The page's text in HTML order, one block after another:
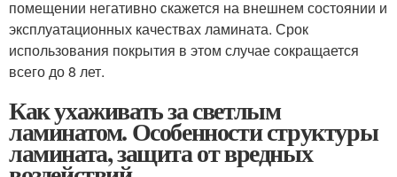
помещении негативно скажется на внешнем состоянии и
эксплуатационных качествах ламината. Срок
использования покрытия в этом случае сокращается
всего до 8 лет.
Как ухаживать за светлым
ламинатом. Особенности структуры
ламината, защита от вредных